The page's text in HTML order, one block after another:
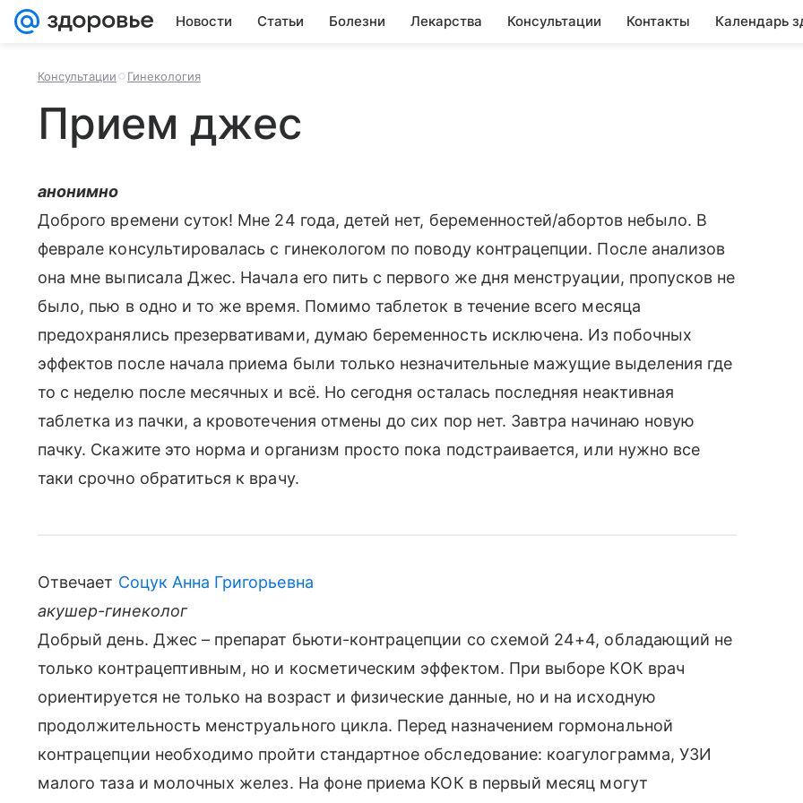
Новости Статьи Болезни Лекарства Консультации Контакты Календарь
Консультации Гинекология
Прием джес
анонимно
Доброго времени суток! Мне 24 года, детей нет, беременностей/абортов небыло. В
феврале консультировалась с гинекологом по поводу контрацепции. После анализов
она мне выписала Джес. Начала его пить с первого же дня менструации, пропусков не
было, пью в одно и то же время. Помимо таблеток в течение всего месяца
предохранялись презервативами, думаю беременность исключена. Из побочных
эффектов после начала приема были только незначительные мажущие выделения где
то с неделю после месячных и всё. Но сегодня осталась последняя неактивная
таблетка из пачки, а кровотечения отмены до сих пор нет. Завтра начинаю новую
пачку. Скажите это норма и организм просто пока подстраивается, или нужно все
таки срочно обратиться к врачу.
Отвечает Соцук Анна Григорьевна
акушер-гинеколог
Добрый день. Джес – препарат бьюти-контрацепции со схемой 24+4, обладающий не
только контрацептивным, но и косметическим эффектом. При выборе КОК врач
ориентируется не только на возраст и физические данные, но и на исходную
продолжительность менструального цикла. Перед назначением гормональной
контрацепции необходимо пройти стандартное обследование: коагулограмма, УЗИ
малого таза и молочных желез. На фоне приема КОК в первый месяц могут